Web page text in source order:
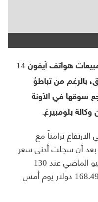
لا تتوقع شركة أبل أي تراجع في مبيعات هواتف آيفون 14
بالرغم من تباطؤ
سوقها في الآونة
وكالة بلومبيرغ.
تزامناً مع
موعد اطلاقها لهاتفها 14، بعد أن سجلت أدنى سعر
للسهم خلال عام لها بمنتصف يونيو الماضي عند 130
دولار للسهم، ليعاود الارتفاع إلى 168.49 دولار يوم أمس